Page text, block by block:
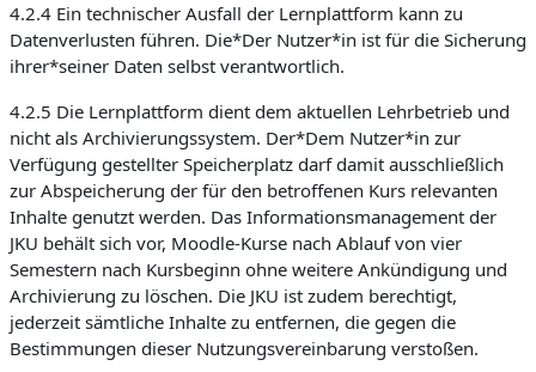
4.2.4 Ein technischer Ausfall der Lernplattform kann zu
Datenverlusten führen. Die*Der Nutzer*in ist für die Sicherung
ihrer*seiner Daten selbst verantwortlich.
4.2.5 Die Lernplattform dient dem aktuellen Lehrbetrieb und
nicht als Archivierungssystem. Der*Dem Nutzer*in zur
Verfügung gestellter Speicherplatz darf damit ausschließlich
zur Abspeicherung der für den betroffenen Kurs relevanten
Inhalte genutzt werden. Das Informationsmanagement der
JKU behält sich vor, Moodle-Kurse nach Ablauf von vier
Semestern nach Kursbeginn ohne weitere Ankündigung und
Archivierung zu löschen. Die JKU ist zudem berechtigt,
jederzeit sämtliche Inhalte zu entfernen, die gegen die
Bestimmungen dieser Nutzungsvereinbarung verstoßen.